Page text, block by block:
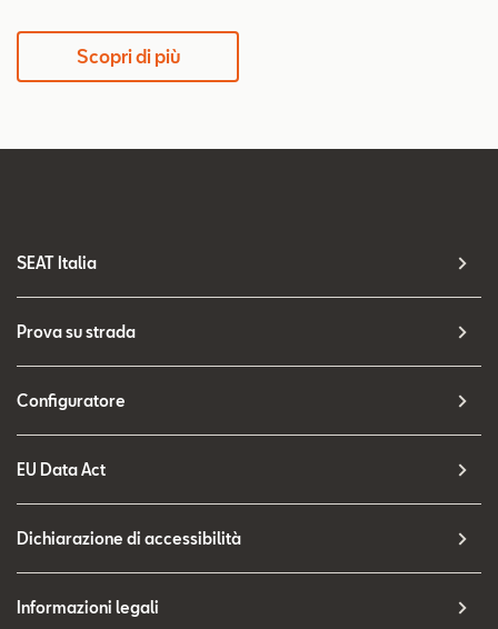
Scopri di più
SEAT Italia
Prova su strada
Configuratore
EU Data Act
Dichiarazione di accessibilità
Informazioni legali